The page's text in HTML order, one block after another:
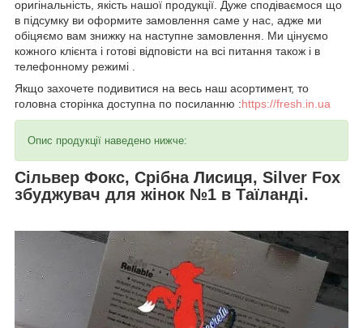
оригінальність, якість нашої продукції. Дуже сподіваємося що
в підсумку ви оформите замовлення саме у нас, адже ми
обіцяємо вам знижку на наступне замовлення. Ми цінуємо
кожного клієнта і готові відповісти на всі питання також і в
телефонному режимі .
Якщо захочете подивитися на весь наш асортимент, то
головна сторінка доступна по посиланню :https://fresh.in.ua
Опис продукції наведено нижче:
Сільвер Фокс, Срібна Лисиця, Silver Fox
збуджувач для жінок №1 в Таїланді.